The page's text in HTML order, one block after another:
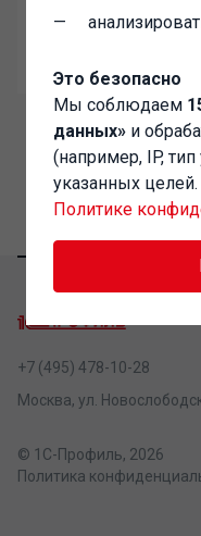
+7 (495) 478-10-28
Москва, ул.
© 1С-Профиль, 2026
Политика
Это безопасно
Мы соблюдаем
данных» и
(например, IP,
указанных
Политике